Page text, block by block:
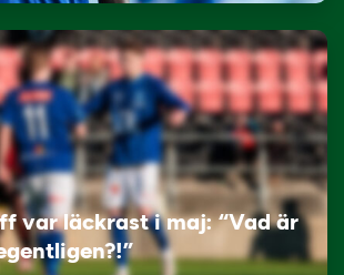
var läckrast i maj: “Vad är